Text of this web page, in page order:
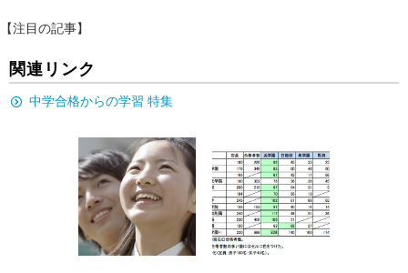
【注目の記事】
関連リンク
中学合格からの学習 特集